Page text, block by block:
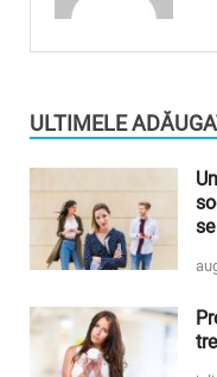
ULTIMELE